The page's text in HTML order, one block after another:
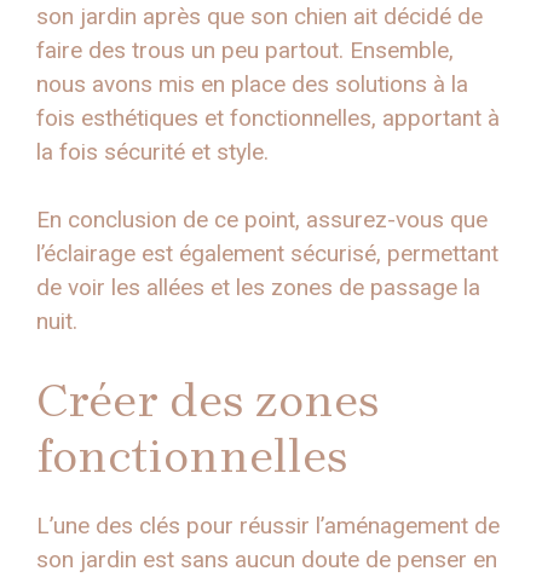
son jardin après que son chien ait décidé de
faire des trous un peu partout. Ensemble,
nous avons mis en place des solutions à la
fois esthétiques et fonctionnelles, apportant à
la fois sécurité et style.
En conclusion de ce point, assurez-vous que
l’éclairage est également sécurisé, permettant
de voir les allées et les zones de passage la
nuit.
Créer des zones
fonctionnelles
L’une des clés pour réussir l’aménagement de
son jardin est sans aucun doute de penser en